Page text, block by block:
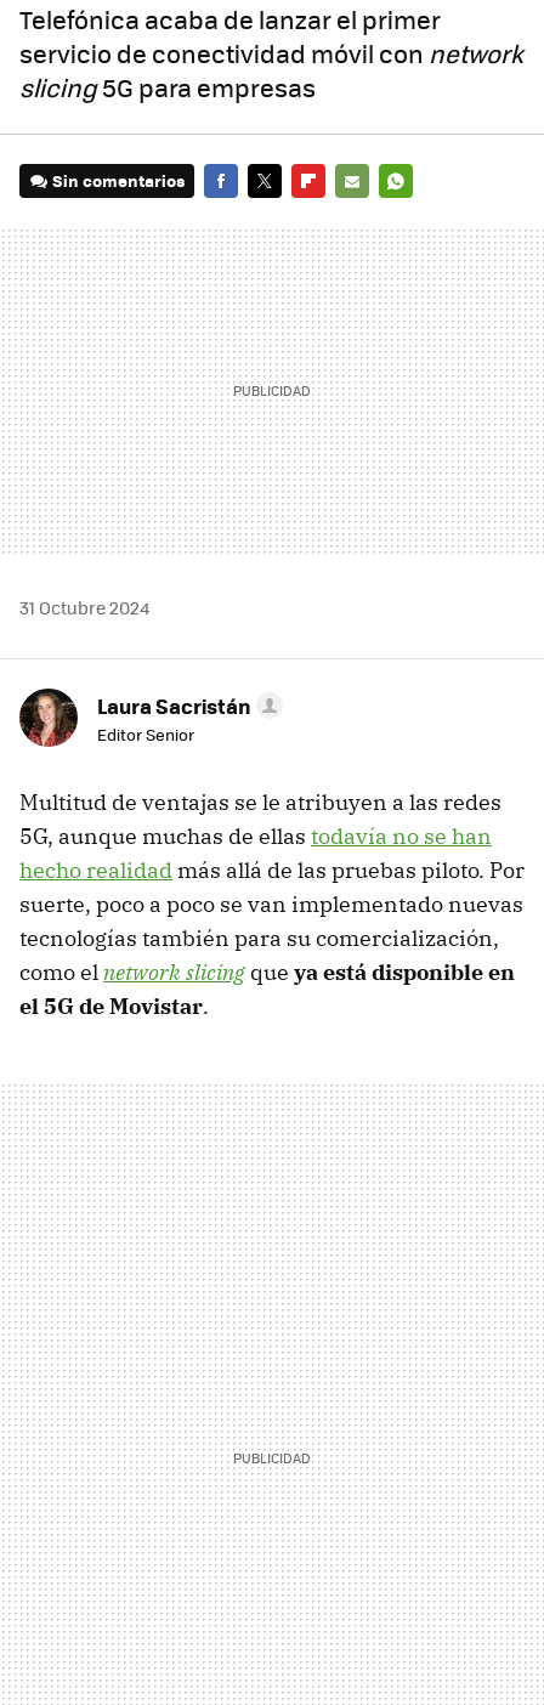
Telefónica acaba de lanzar el primer
servicio de conectividad móvil con network
slicing5G para empresas
Sin comentarios
MAIL
31 Octubre 2024
Laura Sacristán
Editor Senior
Multitud de ventajas se le atribuyen a las redes
5G, aunque muchas de ellas todavía no se han
hecho realidad más allá de las pruebas piloto. Por
suerte, poco a poco se van implementado nuevas
tecnologías también para su comercialización,
como elnetwork slicing que ya está disponible en
el 5G de Movistar.